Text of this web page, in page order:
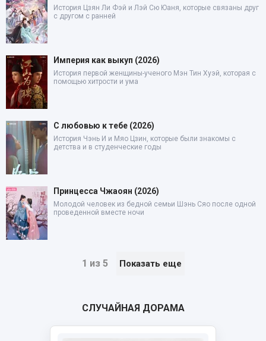
История Цзян Ли Фэй и Лэй Сю Юаня, которые связаны друг
с другом с ранней
Империя как выкуп (2026)
История первой женщины-ученого Мэн Тин Хуэй, которая с
помощью хитрости и ума
С любовью к тебе (2026)
История Чэнь И и Мяо Цзин, которые были знакомы с
детства и в студенческие годы
Принцесса Чжаоян (2026)
Молодой человек из бедной семьи Шэнь Сяо после одной
проведенной вместе ночи
1 из 5 Показать еще
СЛУЧАЙНАЯ ДОРАМА